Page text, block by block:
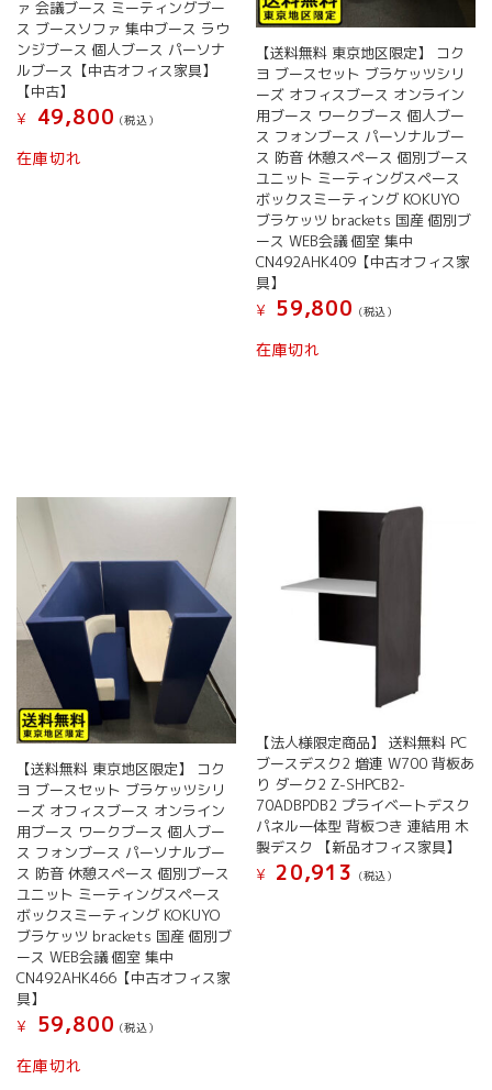
ァ 会議ブース ミーティングブー
ス ブースソファ 集中ブース ラウ
ンジブース 個人ブース パーソナ
ルブース【中古オフィス家具】
【中古】
¥
49,800 (税込）
在庫切れ
【送料無料 東京地区限定】 コク
ヨ ブースセット ブラケッツシリ
ーズ オフィスブース オンライン
用ブース ワークブース 個人ブー
ス フォンブース パーソナルブー
ス 防音 休憩スペース 個別ブース
ユニット ミーティングスペース
ボックスミーティング KOKUYO
ブラケッツ brackets 国産 個別ブ
ース WEB会議 個室 集中
CN492AHK409【中古オフィス家
具】
¥
59,800 (税込）
在庫切れ
【送料無料 東京地区限定】 コク
ヨ ブースセット ブラケッツシリ
ーズ オフィスブース オンライン
用ブース ワークブース 個人ブー
ス フォンブース パーソナルブー
ス 防音 休憩スペース 個別ブース
ユニット ミーティングスペース
ボックスミーティング KOKUYO
ブラケッツ brackets 国産 個別ブ
ース WEB会議 個室 集中
CN492AHK466【中古オフィス家
具】
¥
59,800 (税込）
在庫切れ
【法人様限定商品】 送料無料 PC
ブースデスク2 増連 W700 背板あ
り ダーク2 Z-SHPCB2-
70ADBPDB2 プライベートデスク
パネル一体型 背板つき 連結用 木
製デスク 【新品オフィス家具】
¥ 20,913 (税込）